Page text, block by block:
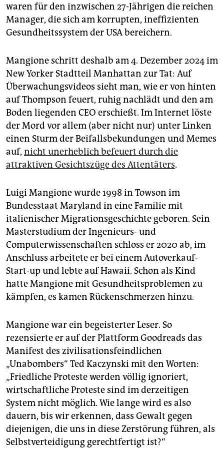
waren für den inzwischen 27-Jährigen die reichen
Manager, die sich am korrupten, ineffizienten
Gesundheitssystem der USA bereichern.
Mangione schritt deshalb am 4. Dezember 2024 im
New Yorker Stadtteil Manhattan zur Tat: Auf
Überwachungsvideos sieht man, wie er von hinten
auf Thompson feuert, ruhig nachlädt und den am
Boden liegenden CEO erschießt. Im Internet löste
der Mord vor allem (aber nicht nur) unter Linken
einen Sturm der Beifallsbekundungen und Memes
auf, nicht unerheblich befeuert durch die
attraktiven Gesichtszüge des Attentäters.
Luigi Mangione wurde 1998 in Towson im
Bundesstaat Maryland in eine Familie mit
italienischer Migrationsgeschichte geboren. Sein
Masterstudium der Ingenieurs- und
Computerwissenschaften schloss er 2020 ab, im
Anschluss arbeitete er bei einem Autoverkauf-
Start-up und lebte auf Hawaii. Schon als Kind
hatte Mangione mit Gesundheitsproblemen zu
kämpfen, es kamen Rückenschmerzen hinzu.
Mangione war ein begeisterter Leser. So
rezensierte er auf der Plattform Goodreads das
Manifest des zivilisationsfeindlichen
„Unabombers“ Ted Kaczynski mit den Worten:
„Friedliche Proteste werden völlig ignoriert,
wirtschaftliche Proteste sind im derzeitigen
System nicht möglich. Wie lange wird es also
dauern, bis wir erkennen, dass Gewalt gegen
diejenigen, die uns in diese Zerstörung führen, als
Selbstverteidigung gerechtfertigt ist?“